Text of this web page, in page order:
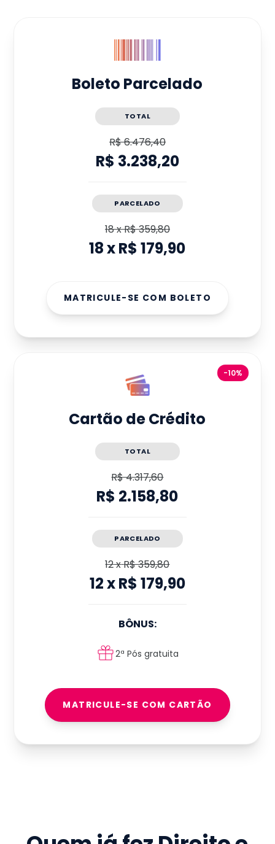
Boleto Parcelado
TOTAL
R$ 6.476,40
R$ 3.238,20
PARCELADO
18xR$ 359,80
18xR$ 179,90
MATRICULE-SE COM BOLETO
-10%
Cartão de Crédito
TOTAL
R$ 4.317,60
R$ 2.158,80
PARCELADO
12xR$ 359,80
12xR$ 179,90
BÔNUS:
2ª Pós gratuita
MATRICULE-SE COM CARTÃO